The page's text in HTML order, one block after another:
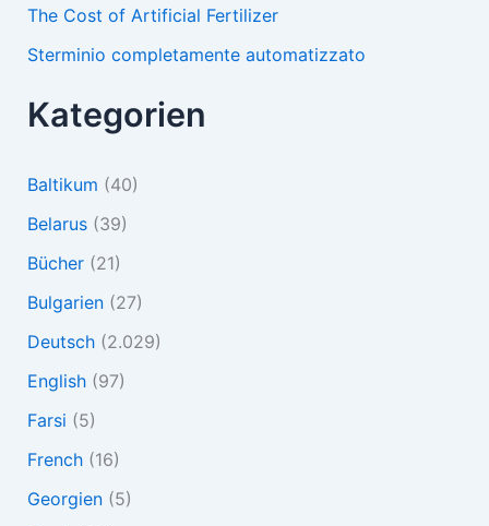
The Cost of Artificial Fertilizer
Sterminio completamente automatizzato
Kategorien
Baltikum (40)
Belarus(39)
Bücher(21)
Bulgarien(27)
Deutsch(2.029)
English(97)
Farsi (5)
French(16)
Georgien(5)